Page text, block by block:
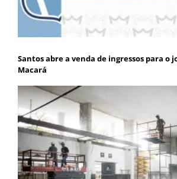
Santos abre a venda de ingressos para o
Macará